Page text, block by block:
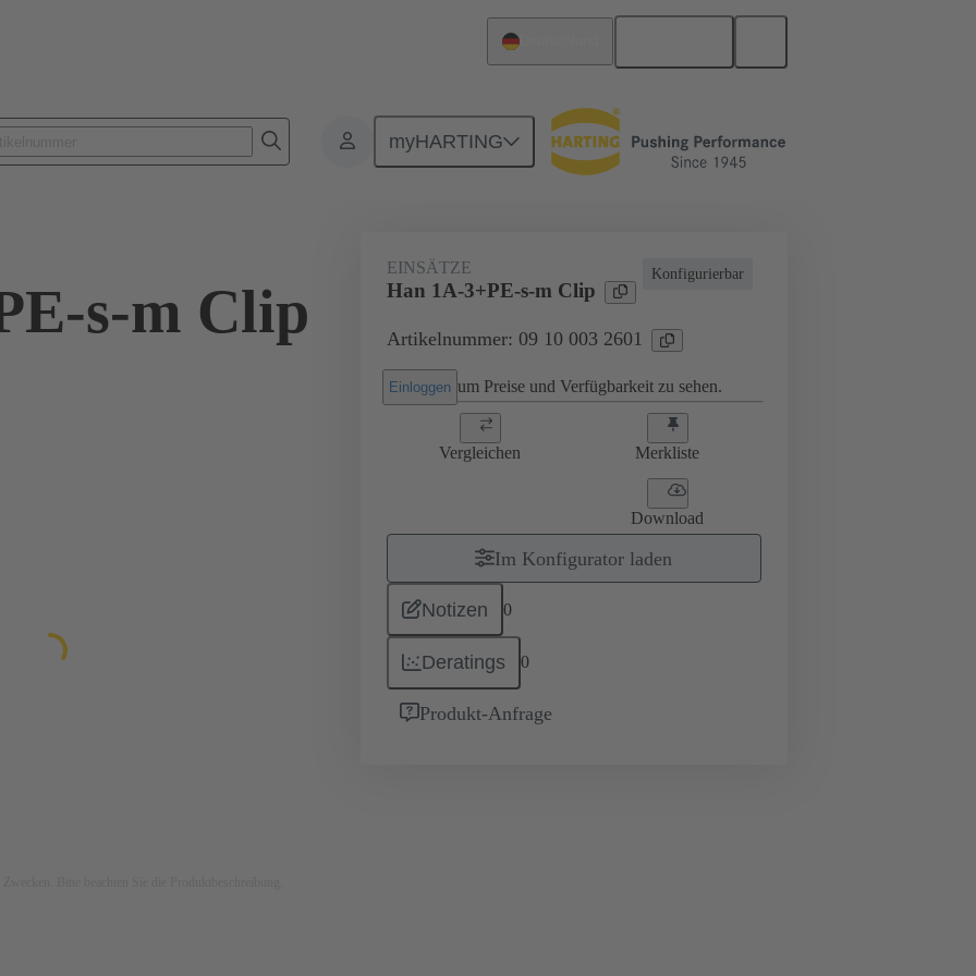
myHARTING
s-m Clip
Konfigurierbar
EINSÄTZE
Han 1A-3+PE-s-m Clip
Artikelnummer: 09 10 003 2601
Einloggen um Preise und Verfügbarkeit zu sehen.
Vergleichen Merkliste
Download
Im Konfigurator laden
Notizen 0
Deratings 0
Produkt-Anfrage